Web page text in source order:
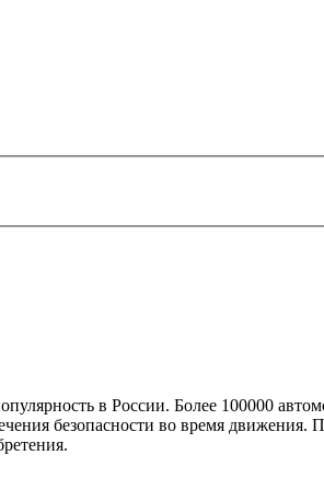
в России. Более 100000
безопасности во время